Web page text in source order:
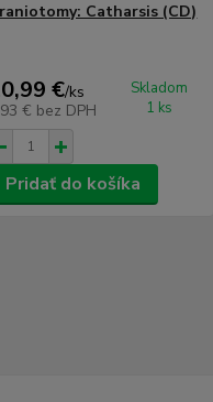
Catharsis (CD)
€/ks
€ bez DPH
Skladom
1 ks
Pridať do košíka